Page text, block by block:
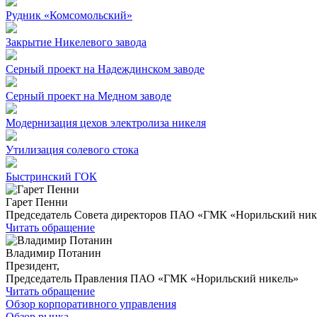
Рудник «Комсомольский»
Закрытие Никелевого завода
Серный проект на Надеждинском заводе
Серный проект на Медном заводе
Модернизация цехов электролиза никеля
Утилизация солевого стока
Быстринский ГОК
Гарет Пенни
Председатель Совета директоров ПАО «ГМК «Норильский
Читать обращение
Владимир Потанин
Президент,
Председатель Правления ПАО «ГМК «Норильский никель»
Читать обращение
Обзор корпоративного управления